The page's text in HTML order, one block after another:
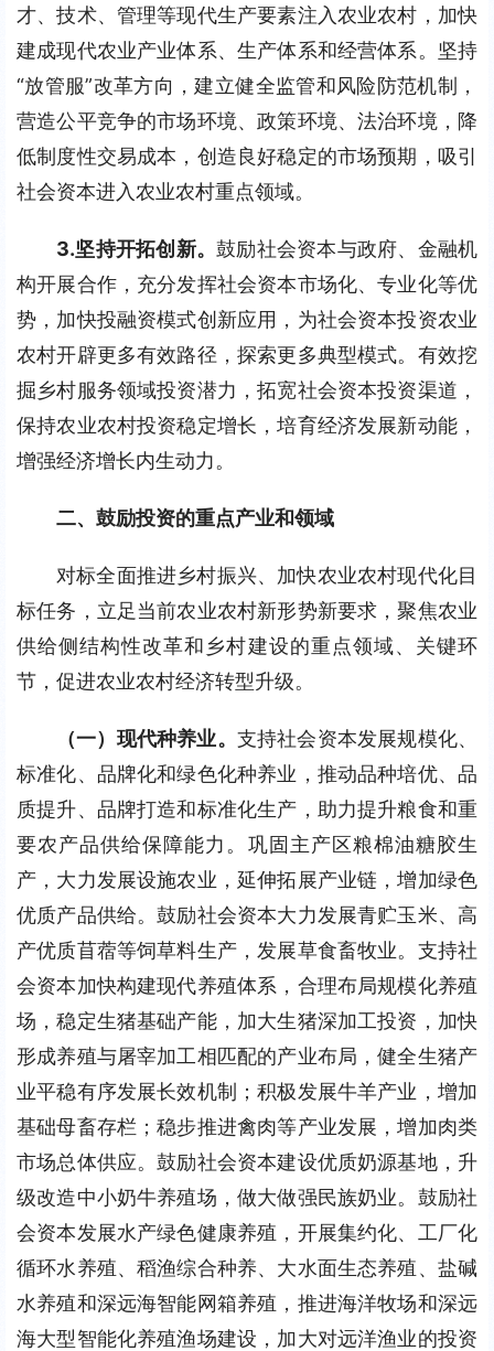
才、技术、管理等现代生产要素注入农业农村，加快
建成现代农业产业体系、生产体系和经营体系。坚持
“放管服”改革方向，建立健全监管和风险防范机制，
营造公平竞争的市场环境、政策环境、法治环境，降
低制度性交易成本，创造良好稳定的市场预期，吸引
社会资本进入农业农村重点领域。
3.坚持开拓创新。 鼓励社会资本与政府、金融机
构开展合作，充分发挥社会资本市场化、专业化等优
势，加快投融资模式创新应用，为社会资本投资农业
农村开辟更多有效路径，探索更多典型模式。有效挖
掘乡村服务领域投资潜力，拓宽社会资本投资渠道，
保持农业农村投资稳定增长，培育经济发展新动能，
增强经济增长内生动力。
二、鼓励投资的重点产业和领域
对标全面推进乡村振兴、加快农业农村现代化目
标任务，立足当前农业农村新形势新要求，聚焦农业
供给侧结构性改革和乡村建设的重点领域、关键环
节，促进农业农村经济转型升级。
（一）现代种养业。 支持社会资本发展规模化、
标准化、品牌化和绿色化种养业，推动品种培优、品
质提升、品牌打造和标准化生产，助力提升粮食和重
要农产品供给保障能力。巩固主产区粮棉油糖胶生
产，大力发展设施农业，延伸拓展产业链，增加绿色
优质产品供给。鼓励社会资本大力发展青贮玉米、高
产优质苜蓿等饲草料生产，发展草食畜牧业。支持社
会资本加快构建现代养殖体系，合理布局规模化养殖
场，稳定生猪基础产能，加大生猪深加工投资，加快
形成养殖与屠宰加工相匹配的产业布局，健全生猪产
业平稳有序发展长效机制；积极发展牛羊产业，增加
基础母畜存栏；稳步推进禽肉等产业发展，增加肉类
市场总体供应。鼓励社会资本建设优质奶源基地，升
级改造中小奶牛养殖场，做大做强民族奶业。鼓励社
会资本发展水产绿色健康养殖，开展集约化、工厂化
循环水养殖、稻渔综合种养、大水面生态养殖、盐碱
水养殖和深远海智能网箱养殖，推进海洋牧场和深远
海大型智能化养殖渔场建设，加大对远洋渔业的投资